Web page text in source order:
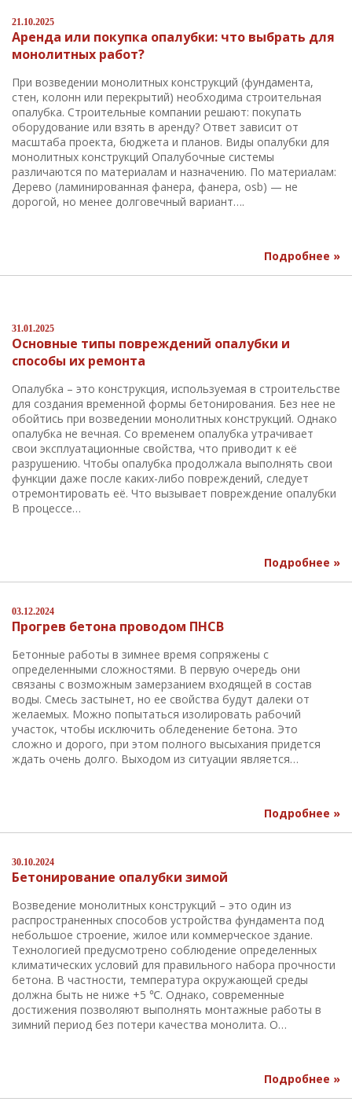
21.10.2025
Аренда или покупка опалубки: что выбрать для
монолитных работ?
При возведении монолитных конструкций (фундамента,
стен, колонн или перекрытий) необходима строительная
опалубка. Строительные компании решают: покупать
оборудование или взять в аренду? Ответ зависит от
масштаба проекта, бюджета и планов. Виды опалубки для
монолитных конструкций Опалубочные системы
различаются по материалам и назначению. По материалам:
Дерево (ламинированная фанера, фанера, osb) — не
дорогой, но менее долговечный вариант….
Подробнее »
31.01.2025
Основные типы повреждений опалубки и
способы их ремонта
Опалубка – это конструкция, используемая в строительстве
для создания временной формы бетонирования. Без нее не
обойтись при возведении монолитных конструкций. Однако
опалубка не вечная. Со временем опалубка утрачивает
свои эксплуатационные свойства, что приводит к её
разрушению. Чтобы опалубка продолжала выполнять свои
функции даже после каких-либо повреждений, следует
отремонтировать её. Что вызывает повреждение опалубки
В процессе…
Подробнее »
03.12.2024
Прогрев бетона проводом ПНСВ
Бетонные работы в зимнее время сопряжены с
определенными сложностями. В первую очередь они
связаны с возможным замерзанием входящей в состав
воды. Смесь застынет, но ее свойства будут далеки от
желаемых. Можно попытаться изолировать рабочий
участок, чтобы исключить обледенение бетона. Это
сложно и дорого, при этом полного высыхания придется
ждать очень долго. Выходом из ситуации является…
Подробнее »
30.10.2024
Бетонирование опалубки зимой
Возведение монолитных конструкций – это один из
распространенных способов устройства фундамента под
небольшое строение, жилое или коммерческое здание.
Технологией предусмотрено соблюдение определенных
климатических условий для правильного набора прочности
бетона. В частности, температура окружающей среды
должна быть не ниже +5 ℃. Однако, современные
достижения позволяют выполнять монтажные работы в
зимний период без потери качества монолита. О…
Подробнее »